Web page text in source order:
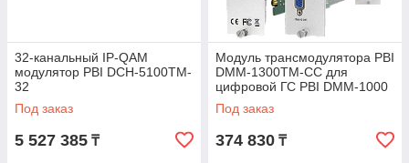
32-канальный IP-QAM
модулятор PBI DCH-5100TM-
32
Под заказ
5 527 385 ₸
Модуль трансмодулятора PBI
DMM-1300TM-CC для
цифровой ГС PBI DMM-1000
Под заказ
374 830 ₸